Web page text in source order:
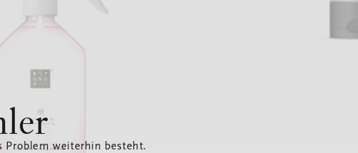
Problem weiterhin besteht.